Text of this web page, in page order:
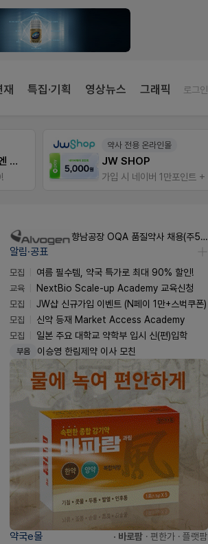
재 특집·기획 영상뉴스 그래픽 로그인
우리 가족 다양한 상처엔 비아핀!
약사 전용 온라인몰
JW SHOP
향남공장 OQA 품질약사 채용(주5일/파트타임 가능)
알림·공표
모집
여름 필수템, 약국 특가로 최대 90% 할인!
교육
NextBio Scale-up Academy 교육신청
모집
JW샵 신규가입 이벤트 (N페이 1만+스벅쿠폰)
모집
신약 등재 Market Access Academy
모집
일본 주요 대학교 약학부 입시 신(편)입학
부음 이승영 한림제약 이사 모친
약국e몰 · 바로팜 · 편한가 · 플랫팜